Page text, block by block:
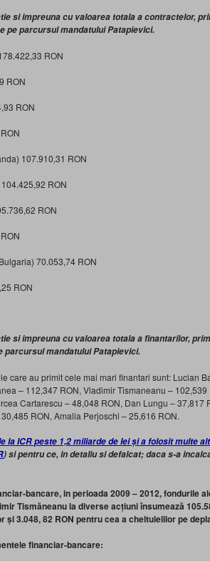
si impreuna cu valoarea totala a contractelor,
pe parcursul mandatului Patapievici.
RON
RON
RON
107.910,31 RON
RON
RON
70.053,74 RON
RON
si impreuna cu valoarea totala a finantarilor,
parcursul mandatului Patapievici.
care au primit cele mai mari finantari sunt: Lucian
– 112,347 RON, Vladimir Tismaneanu –
Cartarescu – 48,048 RON, Dan Lungu – 37,817
RON, Amalia Perjoschi – 25,616 RON.
la ICR peste 1,2 miliarde de lei și a folosit multe
) si pentru ce, in detaliu si defalcat; daca s-a
bancare, in perioada 2009 – 2012, fondurile
Tismăneanu la diverse acțiuni însumează
și 3.048, 82 RON pentru cea a cheltuielilor pe
financiar-bancare: